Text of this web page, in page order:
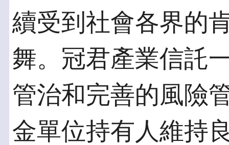
續受到社會各界的
舞。冠君產業信託
管治和完善的風險
金單位持有人維持